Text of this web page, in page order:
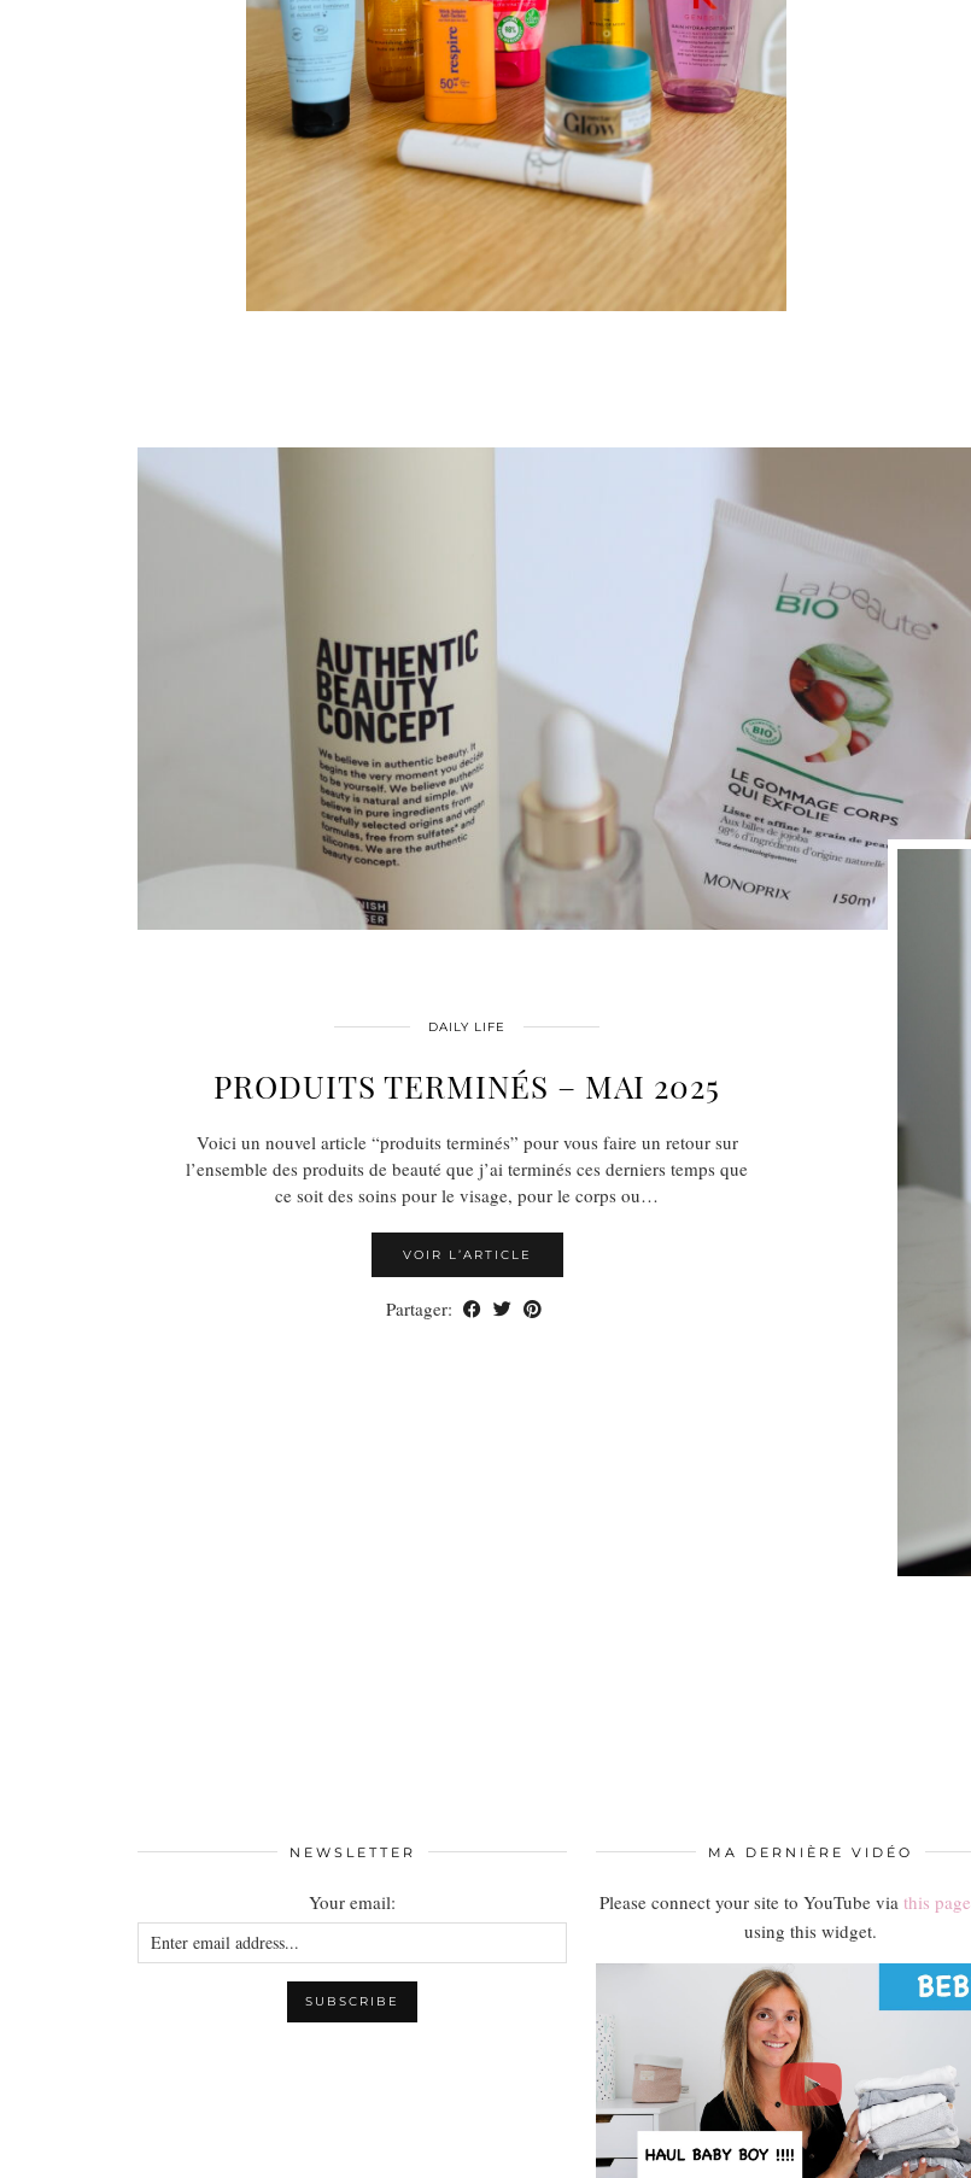
DAILY LIFE
PRODUITS TERMINÉS – MAI 2025
Voici un nouvel article “produits terminés” pour vous faire un retour sur
l’ensemble des produits de beauté que j’ai terminés ces derniers temps que
ce soit des soins pour le visage, pour le corps ou…
VOIR L’ARTICLE
Partager:
NEWSLETTER
Your email:
MA DERNIÈRE VIDÉO
Please connect your site to YouTube via this page
using this widget.